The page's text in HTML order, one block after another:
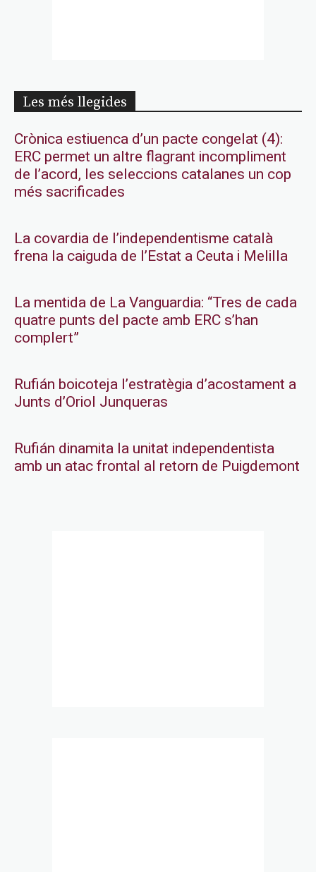
Les més llegides
Crònica estiuenca d’un pacte congelat (4):
ERC permet un altre flagrant incompliment
de l’acord, les seleccions catalanes un cop
més sacrificades
La covardia de l’independentisme català
frena la caiguda de l’Estat a Ceuta i Melilla
La mentida de La Vanguardia: “Tres de cada
quatre punts del pacte amb ERC s’han
complert”
Rufián boicoteja l’estratègia d’acostament a
Junts d’Oriol Junqueras
Rufián dinamita la unitat independentista
amb un atac frontal al retorn de Puigdemont